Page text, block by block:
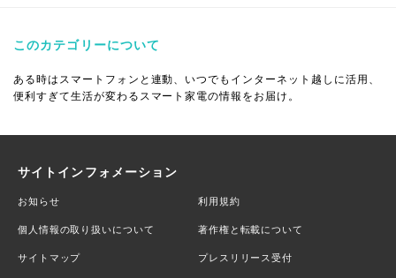
このカテゴリーについて
ある時はスマートフォンと連動、いつでもインターネット越しに活用、
便利すぎて生活が変わるスマート家電の情報をお届け。
サイトインフォメーション
お知らせ 利用規約
個人情報の取り扱いについて 著作権と転載について
サイトマップ プレスリリース受付